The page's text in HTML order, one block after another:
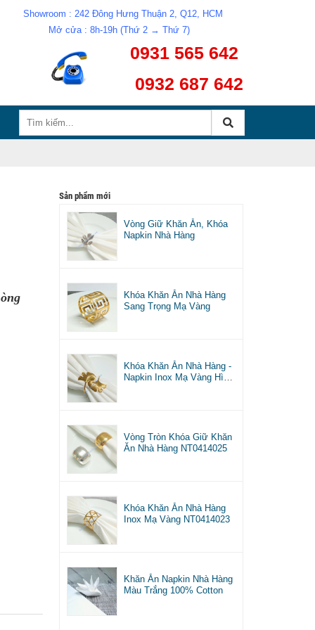
Showroom : 242 Đông Hưng Thuận 2, Q12, HCM
Mở cửa : 8h-19h (Thứ 2 → Thứ 7)
0931 565 642
0932 687 642
Sản phẩm mới
Vòng Giữ Khăn Ăn, Khóa
Napkin Nhà Hàng
Khóa Khăn Ăn Nhà Hàng
Sang Trọng Mạ Vàng
Khóa Khăn Ăn Nhà Hàng -
Napkin Inox Mạ Vàng Hình
Vòng Tròn Khóa Giữ Khăn
Ăn Nhà Hàng NT0414025
Khóa Khăn Ăn Nhà Hàng
Inox Mạ Vàng NT0414023
Khăn Ăn Napkin Nhà Hàng
Màu Trắng 100% Cotton